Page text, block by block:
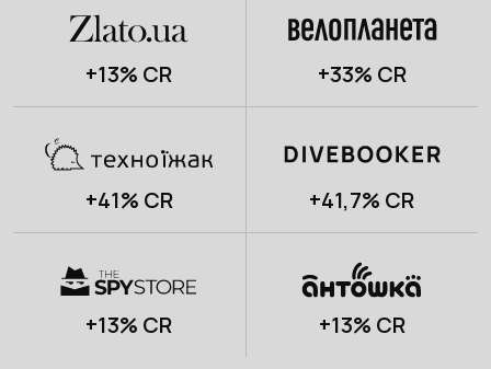
+13% CR +33% CR
+41% CR +41,7% CR
+13% CR +13% CR